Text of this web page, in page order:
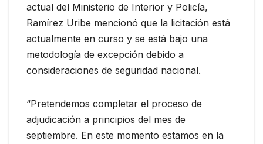
actual del Ministerio de Interior y Policía,
Ramírez Uribe mencionó que la licitación está
actualmente en curso y se está bajo una
metodología de excepción debido a
consideraciones de seguridad nacional.
“Pretendemos completar el proceso de
adjudicación a principios del mes de
septiembre. En este momento estamos en la